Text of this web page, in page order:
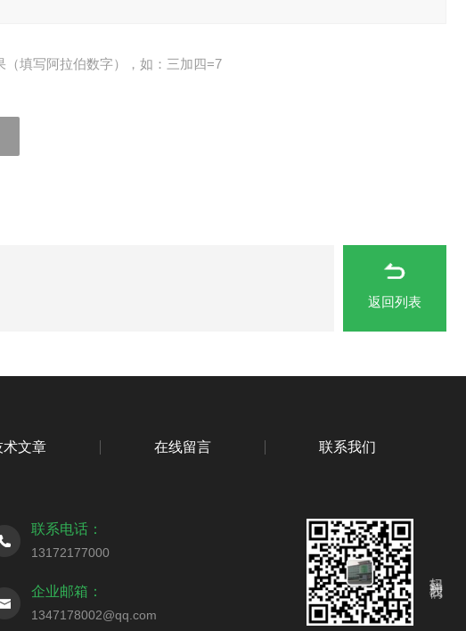
（填写阿拉伯数字），如：三加四=7
返回列表
术文章 在线留言 联系我们
联系电话：
13172177000
企业邮箱：
1347178002@qq.com